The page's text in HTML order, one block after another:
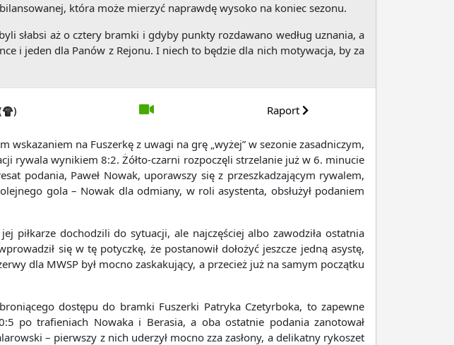
która może mierzyć naprawdę wysoko na koniec sezonu.
słabsi aż o cztery bramki i gdyby punkty rozdawano według uznania, a
i jeden dla Panów z Rejonu. I niech to będzie dla nich motywacja, by za
) Raport
wskazaniem na Fuszerkę z uwagi na grę „wyżej” w sezonie zasadniczym,
rywala wynikiem 8:2. Żółto-czarni rozpoczęli strzelanie już w 6. minucie
podania, Paweł Nowak, uporawszy się z przeszkadzającym rywalem,
gola – Nowak dla odmiany, w roli asystenta, obsłużył podaniem
piłkarze dochodzili do sytuacji, ale najczęściej albo zawodziła ostatnia
się w tę potyczkę, że postanowił dołożyć jeszcze jedną asystę,
dla MWSP był mocno zaskakujący, a przecież już na samym początku
dostępu do bramki Fuszerki Patryka Czetyrboka, to zapewne
po trafieniach Nowaka i Berasia, a oba ostatnie podania zanotował
– pierwszy z nich uderzył mocno zza zasłony, a delikatny rykoszet